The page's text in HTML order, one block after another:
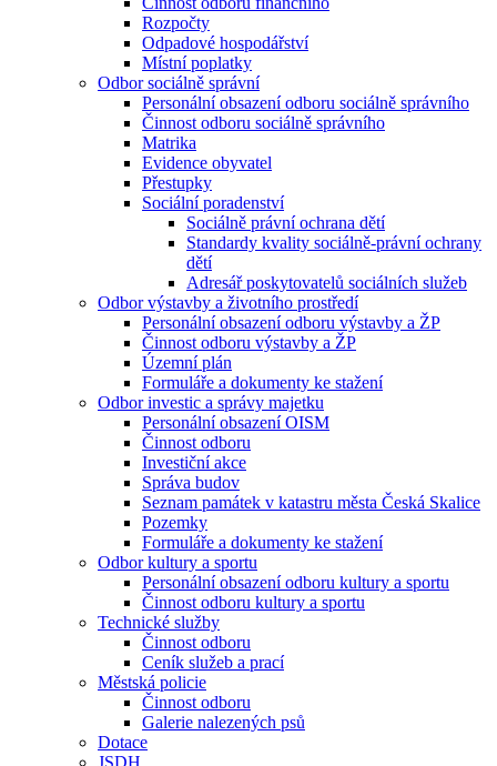
Rozpočty
Odpadové hospodářství
Místní poplatky
Odbor sociálně správní
Personální obsazení odboru sociálně správního
Činnost odboru sociálně správního
Matrika
Evidence obyvatel
Přestupky
Sociální poradenství
Sociálně právní ochrana dětí
Standardy kvality sociálně-právní ochrany
dětí
Adresář poskytovatelů sociálních služeb
Odbor výstavby a životního prostředí
Personální obsazení odboru výstavby a ŽP
Činnost odboru výstavby a ŽP
Územní plán
Formuláře a dokumenty ke stažení
Odbor investic a správy majetku
Personální obsazení OISM
Činnost odboru
Investiční akce
Správa budov
Seznam památek v katastru města Česká Skalice
Pozemky
Formuláře a dokumenty ke stažení
Odbor kultury a sportu
Personální obsazení odboru kultury a sportu
Činnost odboru kultury a sportu
Technické služby
Činnost odboru
Ceník služeb a prací
Městská policie
Činnost odboru
Galerie nalezených psů
Dotace
JSDH